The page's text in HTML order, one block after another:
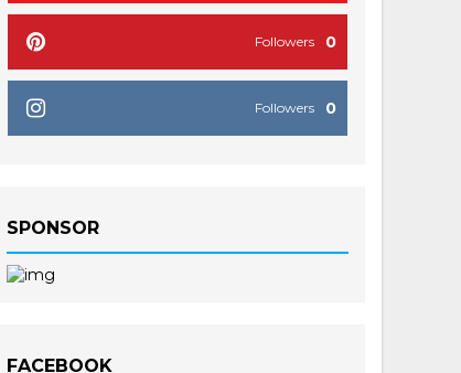
0
Followers
0
Followers
SPONSOR
FACEBOOK